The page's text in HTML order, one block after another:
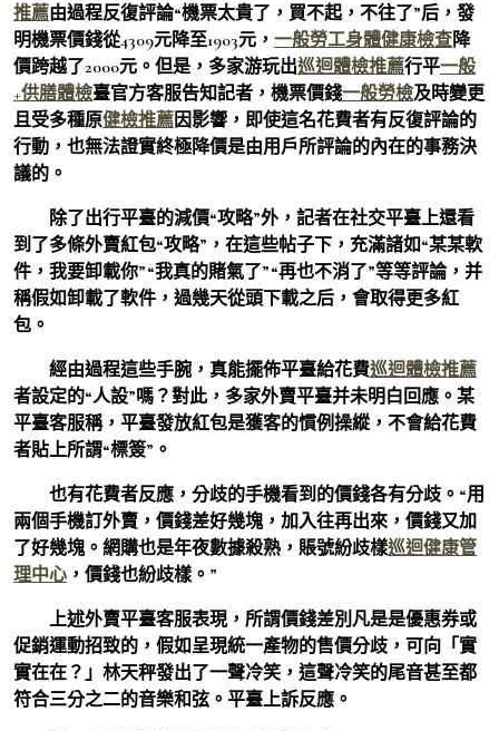
推薦由過程反復評論“機票太貴了，買不起，不往了”后，發
明機票價錢從4309元降至1903元， 一般勞工身體健康檢查降
價跨越了2000元。但是，多家游玩出巡迴體檢推薦行平一般
+供膳體檢臺官方客服告知記者，機票價錢一般勞檢及時變更
且受多種原健檢推薦因影響，即使這名花費者有反復評論的
行動，也無法證實終極降價是由用戶所評論的內在的事務決
議的。
除了出行平臺的減價“攻略”外，記者在社交平臺上還看
到了多條外賣紅包“攻略”，在這些帖子下，充滿諸如“某某軟
件，我要卸載你”“我真的賭氣了”“再也不消了”等等評論，并
稱假如卸載了軟件，過幾天從頭下載之后，會取得更多紅
包。
經由過程這些手腕，真能擺佈平臺給花費巡迴體檢推薦
者設定的“人設”嗎？對此，多家外賣平臺并未明白回應。某
平臺客服稱，平臺發放紅包是獲客的慣例操縱，不會給花費
者貼上所謂“標簽”。
也有花費者反應，分歧的手機看到的價錢各有分歧。“用
兩個手機訂外賣，價錢差好幾塊，加入往再出來，價錢又加
了好幾塊。網購也是年夜數據殺熟，賬號紛歧樣巡迴健康管
理中心 ，價錢也紛歧樣。”
上述外賣平臺客服表現，所謂價錢差別凡是是優惠券或
促銷運動招致的，假如呈現統一產物的售價分歧，可向「實
實在在？」林天秤發出了一聲冷笑，這聲冷笑的尾音甚至都
符合三分之二的音樂和弦。平臺上訴反應。